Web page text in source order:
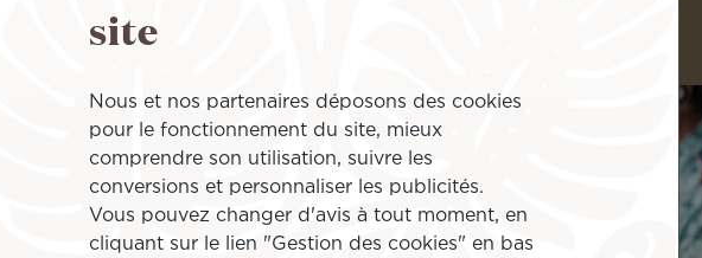
site
Nous et nos partenaires déposons des cookies
pour le fonctionnement du site, mieux
comprendre son utilisation, suivre les
conversions et personnaliser les publicités.
Vous pouvez changer d'avis à tout moment, en
cliquant sur le lien "Gestion des cookies" en bas